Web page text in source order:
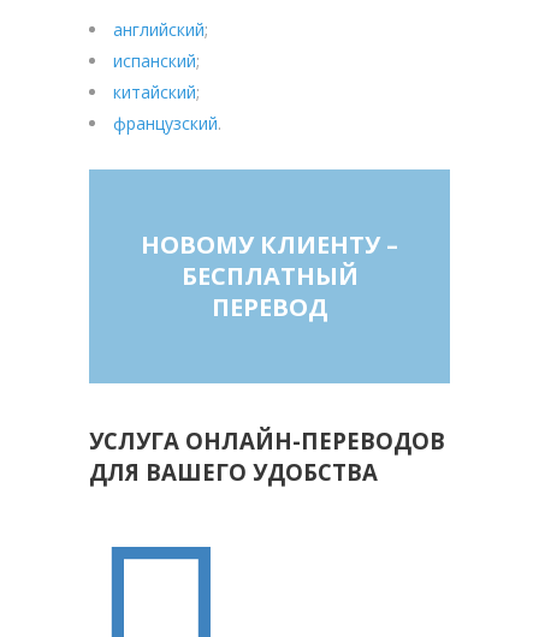
английский;
испанский;
китайский;
французский.
НОВОМУ КЛИЕНТУ –
БЕСПЛАТНЫЙ
ПЕРЕВОД
УСЛУГА ОНЛАЙН-ПЕРЕВОДОВ
ДЛЯ ВАШЕГО УДОБСТВА